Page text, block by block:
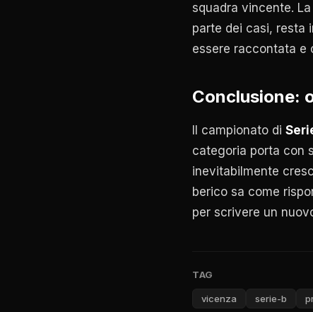
squadra vincente.
parte dei casi, resta
essere raccontata e
Conclusione:
Il campionato di
categoria porta con
inevitabilmente
berico sa come
per scrivere un
TAG
vicenza serie-b